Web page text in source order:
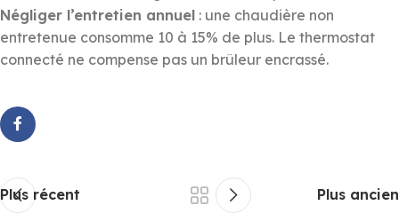
Négliger l’entretien annuel : une chaudière non
entretenue consomme 10 à 15% de plus. Le thermostat
connecté ne compense pas un brûleur encrassé.
Plus récent Plus ancien